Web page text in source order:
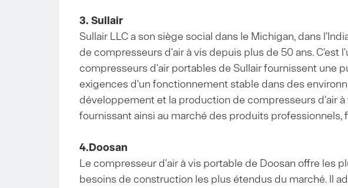
3. Sullair
Sullair LLC a son siège social dans le Michigan, dans
de compresseurs d'air à vis depuis plus de 50 ans.
compresseurs d'air portables de Sullair fournissent une
exigences d'un fonctionnement stable dans des
développement et la production de compresseurs d'air
fournissant ainsi au marché des produits professionnels,
4.Doosan
Le compresseur d'air à vis portable de Doosan offre les
besoins de construction les plus étendus du marché. Il